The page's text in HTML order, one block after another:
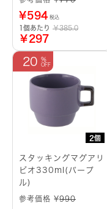
¥594 税込
1個あたり ￥385.0
￥297
2個
20
スタッキングマグアリ
ビオ330ml(パープ
ル)
参考価格 ¥990